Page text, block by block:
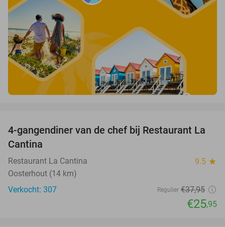
32%
4-gangendiner van de chef bij Restaurant La
Cantina
Restaurant La Cantina 9.5 star
Oosterhout (14 km)
Verkocht: 307
Regulier €37,95
€25,95